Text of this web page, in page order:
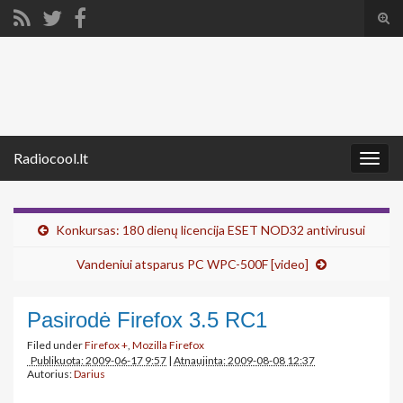
Radiocool.lt
Konkursas: 180 dienų licencija ESET NOD32 antivirusui
Vandeniui atsparus PC WPC-500F [video]
Pasirodė Firefox 3.5 RC1
Filed underFirefox +, Mozilla Firefox
Publikuota: 2009-06-17 9:57 | Atnaujinta: 2009-08-08 12:37
Autorius:Darius